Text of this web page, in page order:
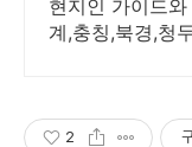
현지인 가이드
계,충칭,북경,청
2